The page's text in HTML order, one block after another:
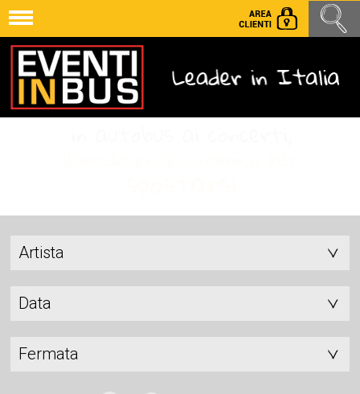
Artista
Data
Fermata